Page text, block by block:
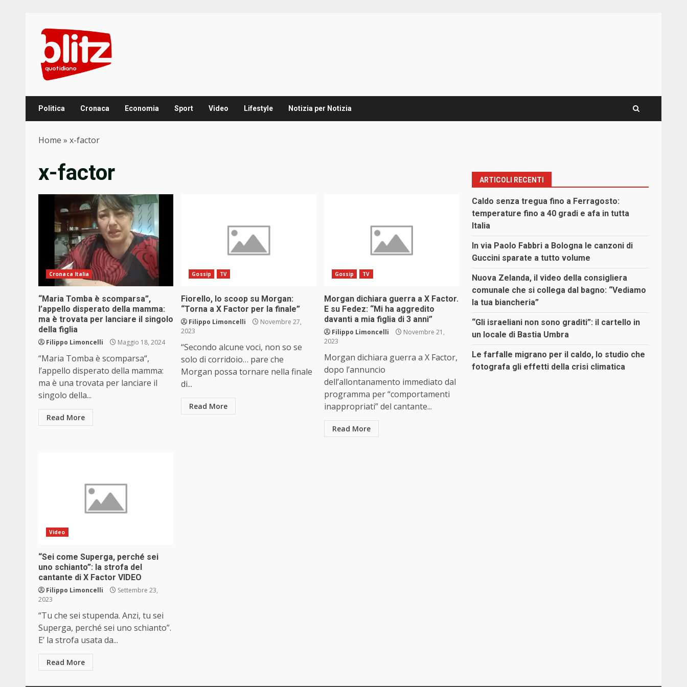
content
Politica Cronaca Economia Sport Video Lifestyle Notizia per Notizia
Home » x-factor
x-factor
Cronaca Italia
“Maria Tomba è scomparsa”,
l’appello disperato della mamma:
ma è trovata per lanciare il singolo
della figlia
Filippo Limoncelli Maggio 18, 2024
“Maria Tomba è scomparsa“,
l’appello disperato della mamma:
ma è una trovata per lanciare il
singolo della...
Read More
Gossip TV
Fiorello, lo scoop su Morgan:
“Torna a X Factor per la finale”
Filippo Limoncelli
Novembre 27,
2023
“Secondo alcune voci, non so se
solo di corridoio… pare che
Morgan possa tornare nella finale
di...
Read More
Gossip TV
Morgan dichiara guerra a X Factor.
E su Fedez: “Mi ha aggredito
davanti a mia figlia di 3 anni”
Filippo Limoncelli
Novembre 21,
2023
Morgan dichiara guerra a X Factor,
dopo l’annuncio
dell’allontanamento immediato dal
programma per “comportamenti
inappropriati” del cantante...
Read More
Video
“Sei come Superga, perché sei
uno schianto”: la strofa del
cantante di X Factor VIDEO
Filippo Limoncelli
Settembre 23,
2023
“Tu che sei stupenda. Anzi, tu sei
Superga, perché sei uno schianto”.
E’ la strofa usata da...
Read More
ARTICOLI RECENTI
Caldo senza tregua fino a Ferragosto:
temperature fino a 40 gradi e afa in tutta
Italia
In via Paolo Fabbri a Bologna le canzoni di
Guccini sparate a tutto volume
Nuova Zelanda, il video della consigliera
comunale che si collega dal bagno: “Vediamo
la tua biancheria”
“Gli israeliani non sono graditi”: il cartello in
un locale di Bastia Umbra
Le farfalle migrano per il caldo, lo studio che
fotografa gli effetti della crisi climatica